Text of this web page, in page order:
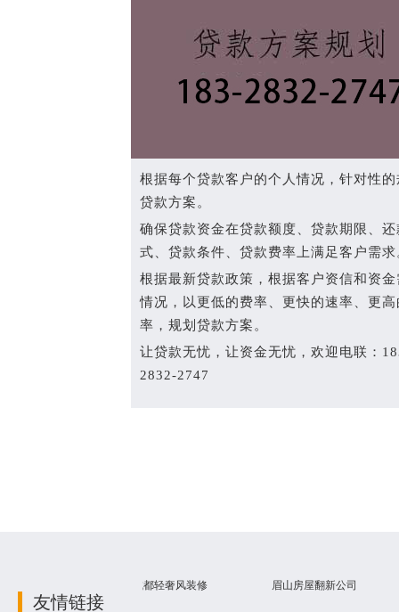
根据每个贷款客户的个人情况，针对性
贷款方案。
确保贷款资金在贷款额度、贷款期限、
式、贷款条件、贷款费率上满足客户需求
根据最新贷款政策，根据客户资信和资
情况，以更低的费率、更快的速率、更
率，规划贷款方案。
让贷款无忧，让资金无忧，欢迎电联：
2832-2747
友情链接
成都轻奢风装修 眉山房屋翻新公司